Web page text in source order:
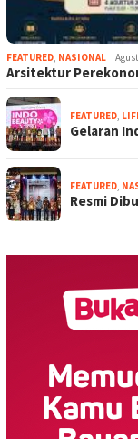
FEATURED, NASIONAL
Arsitektur
FEATURED,
Gelaran
FEATURED,
Resmi